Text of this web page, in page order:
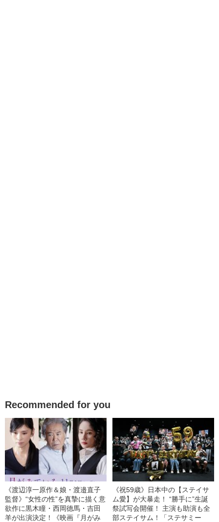
Recommended for you
《渡辺淳一原作＆娘・渡邉直子
監督》“女性の性”を真摯に描く意
欲作に黒木瞳・西岡德馬・吉田
羊が出演決定！《映画『月がみ
《祝59歳》日本中の【ステイサ
ム愛】が大暴走！ “勝手に”生誕
祭試写会開催！ 主演も助演も全
部ステイサム！「ステサミー